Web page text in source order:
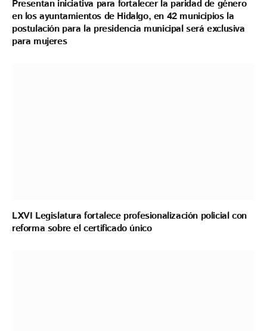
Presentan iniciativa para fortalecer la paridad de género
en los ayuntamientos de Hidalgo, en 42 municipios la
postulación para la presidencia municipal será exclusiva
para mujeres
LXVI Legislatura fortalece profesionalización policial con
reforma sobre el certificado único